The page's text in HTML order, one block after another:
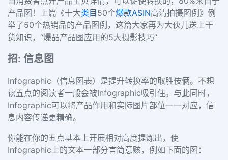
产品图！上篇《十大类目 50个爆款ASIN高清拍摄图例》例
举了50个热销品的产品图例，这篇大家再为大伙儿送上干
货知识，“爆品产品图应用的5大摄影技巧”
招: 信息图
Infographic（信息图表）是提升转换率的取胜伎俩。不想
读五点的阅读者一般会被Infographic吸引住。与此同时，
Infographic可以将产品作用和实际图片部位一一对应，信
息内容传递更精确。
你能在你的五点基本上开展相对高度提炼出，使
Infographic上的文本一部分言简意赅，例如下面的图：